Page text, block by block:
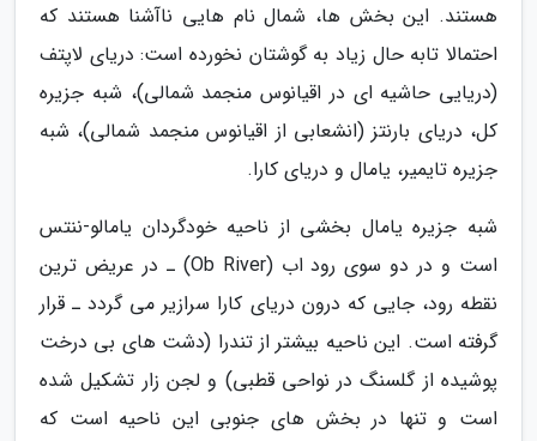
هستند. این بخش ها، شمال نام هایی ناآشنا هستند که
احتمالا تابه حال زیاد به گوشتان نخورده است: دریای لاپتف
(دریایی حاشیه ای در اقیانوس منجمد شمالی)، شبه جزیره
کل، دریای بارنتز (انشعابی از اقیانوس منجمد شمالی)، شبه
جزیره تایمیر، یامال و دریای کارا.
شبه جزیره یامال بخشی از ناحیه خودگردان یامالو-ننتس
است و در دو سوی رود اب (Ob River) ـ در عریض ترین
نقطه رود، جایی که درون دریای کارا سرازیر می گردد ـ قرار
گرفته است. این ناحیه بیشتر از تندرا (دشت های بی درخت
پوشیده از گلسنگ در نواحی قطبی) و لجن زار تشکیل شده
است و تنها در بخش های جنوبی این ناحیه است که